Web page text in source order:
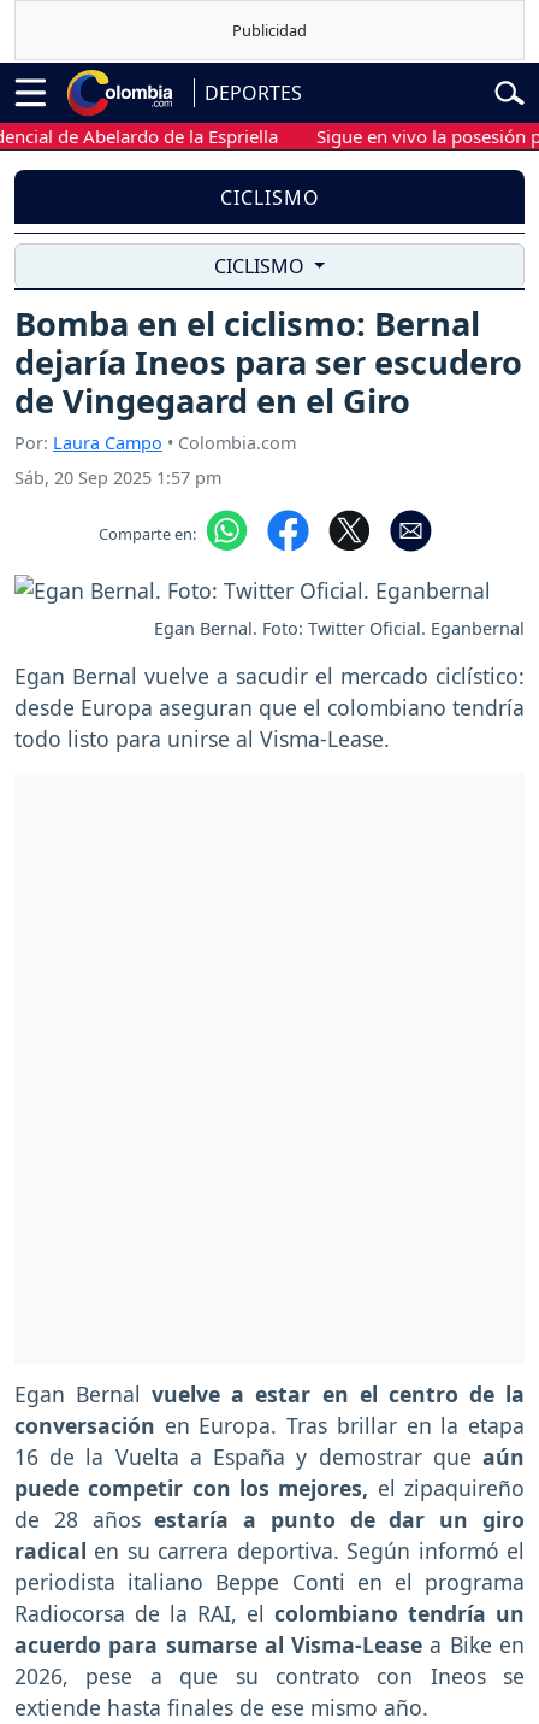
DEPORTES
de Abelardo de la Espriella Sigue en vivo la posesión
CICLISMO
CICLISMO
Bomba en el ciclismo: Bernal
dejaría Ineos para ser escudero
de Vingegaard en el Giro
Por: Laura Campo • Colombia.com
Sáb, 20 Sep 2025 1:57 pm
Comparte en:
Egan Bernal. Foto: Twitter Oficial. Eganbernal
Egan Bernal vuelve a sacudir el mercado ciclístico:
desde Europa aseguran que el colombiano tendría
todo listo para unirse al Visma-Lease.
Egan Bernalvuelve a estar en el centro de la
conversación en Europa. Tras brillar en la etapa
16 de la Vuelta a España y demostrar que aún
puede competir con los mejores, el zipaquireño
de 28 añosestaría a punto de dar un giro
radical en su carrera deportiva. Según informó el
periodista italiano Beppe Conti en el programa
Radiocorsa de la RAI, el colombiano tendría un
acuerdo para sumarse al Visma-Lease a Bike en
2026, pese a que su contrato con Ineos se
extiende hasta finales de ese mismo año.